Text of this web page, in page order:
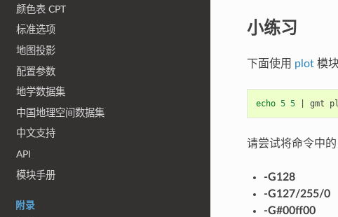
颜色表 CPT
标准选项
地图投影
配置参数
地学数据集
中国地理空间数据集
中文支持
API
模块手册
附录
小练习
下面使用 plot模
echo 5 5 gmt
请尝试将命令中的
-G128
-G127/255/0
-G#00ff00